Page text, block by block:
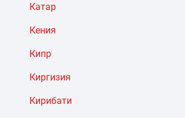
Катар
Кения
Кипр
Киргизия
Кирибати